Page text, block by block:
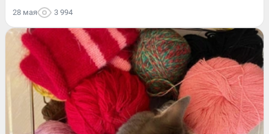
28 мая 3 994